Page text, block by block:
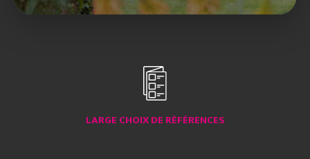
LARGE CHOIX DE RÉFÉRENCES